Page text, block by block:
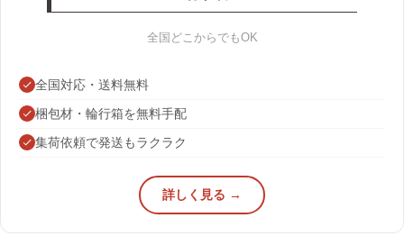
全国どこからでもOK
全国対応・送料無料
梱包材・輪行箱を無料手配
集荷依頼で発送もラクラク
詳しく見る →